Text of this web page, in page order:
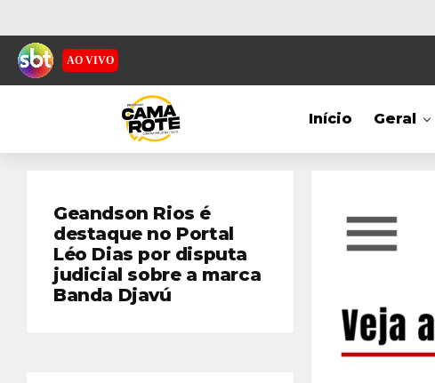
AO VIVO
Início Geral
Geandson Rios é
destaque no Portal
Léo Dias por disputa
judicial sobre a marca
Banda Djavú